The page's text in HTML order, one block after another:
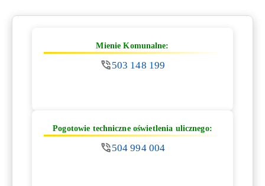
Mienie Komunalne:
503 148 199
Pogotowie techniczne oświetlenia ulicznego:
504 994 004